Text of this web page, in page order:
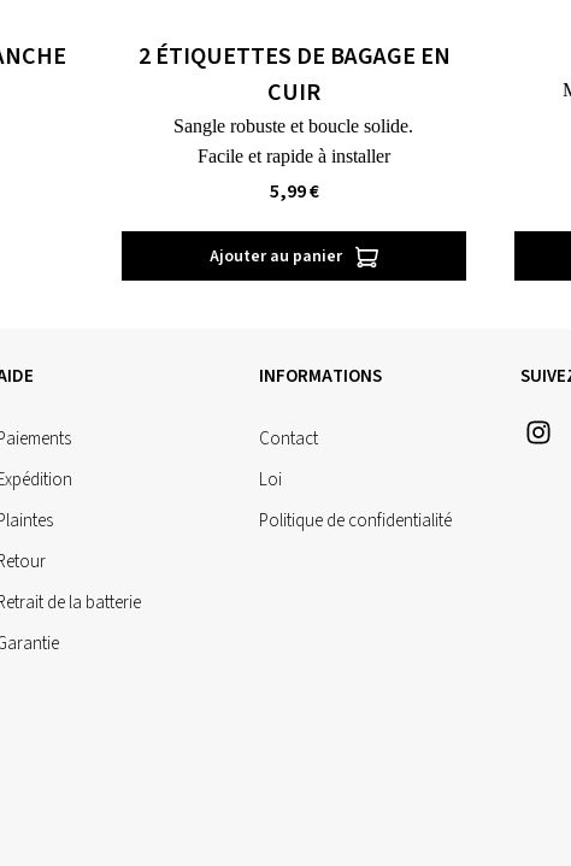
2 ÉTIQUETTES DE BAGAGE EN
CUIR
Sangle robuste et boucle solide.
Facile et rapide à installer
5,99 €
Ajouter au panier
de la batterie
INFORMATIONS
Contact
Loi
Politique de confidentialité